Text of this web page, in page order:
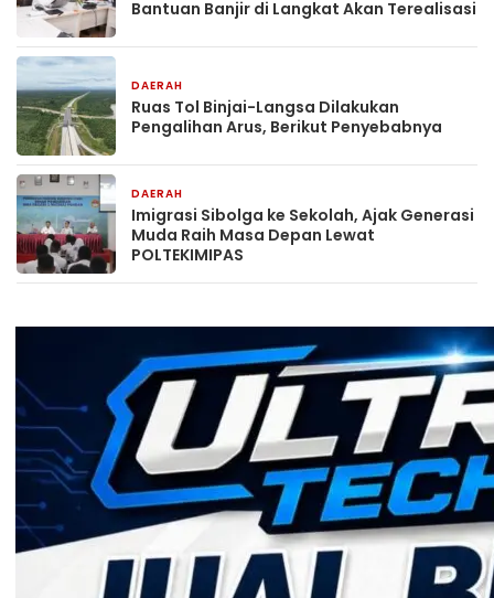
Bantuan Banjir di Langkat Akan Terealisasi
DAERAH
Ruas Tol Binjai-Langsa Dilakukan
Pengalihan Arus, Berikut Penyebabnya
DAERAH
Imigrasi Sibolga ke Sekolah, Ajak Generasi
Muda Raih Masa Depan Lewat
POLTEKIMIPAS